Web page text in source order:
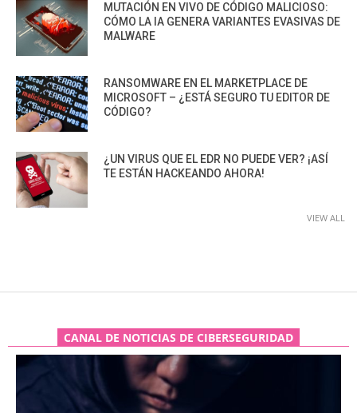
MUTACIÓN EN VIVO DE CÓDIGO MALICIOSO:
CÓMO LA IA GENERA VARIANTES EVASIVAS DE
MALWARE
RANSOMWARE EN EL MARKETPLACE DE
MICROSOFT – ¿ESTÁ SEGURO TU EDITOR DE
CÓDIGO?
¿UN VIRUS QUE EL EDR NO PUEDE VER? ¡ASÍ
TE ESTÁN HACKEANDO AHORA!
VIEW ALL
CANAL DE NOTICIAS DE CIBERSEGURIDAD